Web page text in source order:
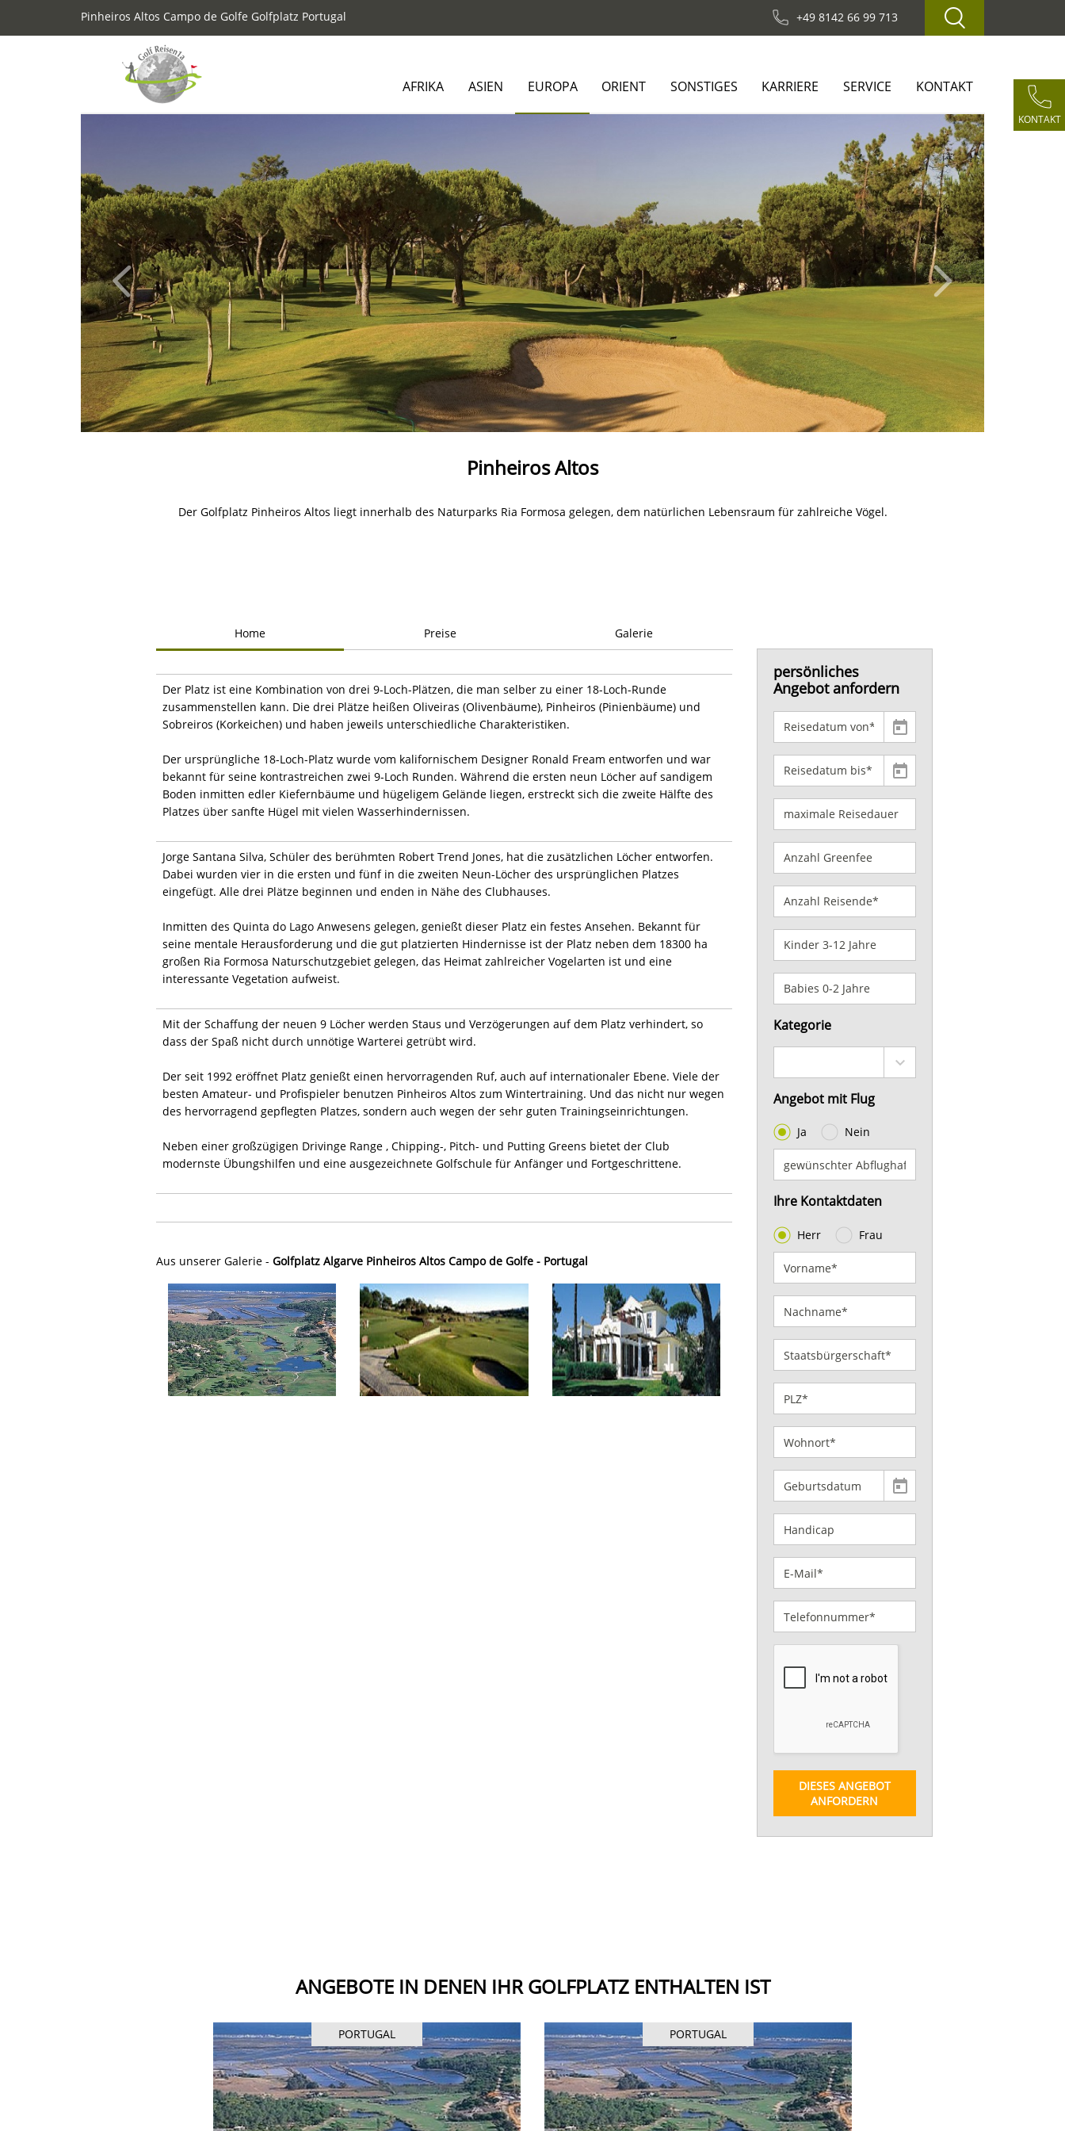
Pinheiros Altos Campo de Golfe Golfplatz Portugal +49 8142 66 99 713
KONTAKT
AFRIKA ASIEN EUROPA ORIENT SONSTIGES KARRIERE SERVICE KONTAKT
Next
Pinheiros Altos
Der Golfplatz Pinheiros Altos liegt innerhalb des Naturparks Ria Formosa gelegen, dem natürlichen Lebensraum für zahlreiche Vögel.
Home Preise Galerie
Der Platz ist eine Kombination von drei 9-Loch-Plätzen, die man selber zu einer 18-Loch-Runde
zusammenstellen kann. Die drei Plätze heißen Oliveiras (Olivenbäume), Pinheiros (Pinienbäume) und
Sobreiros (Korkeichen) und haben jeweils unterschiedliche Charakteristiken.
Der ursprüngliche 18-Loch-Platz wurde vom kalifornischem Designer Ronald Fream entworfen und war
bekannt für seine kontrastreichen zwei 9-Loch Runden. Während die ersten neun Löcher auf sandigem
Boden inmitten edler Kiefernbäume und hügeligem Gelände liegen, erstreckt sich die zweite Hälfte des
Platzes über sanfte Hügel mit vielen Wasserhindernissen.
Jorge Santana Silva, Schüler des berühmten Robert Trend Jones, hat die zusätzlichen Löcher entworfen.
Dabei wurden vier in die ersten und fünf in die zweiten Neun-Löcher des ursprünglichen Platzes
eingefügt. Alle drei Plätze beginnen und enden in Nähe des Clubhauses.
Inmitten des Quinta do Lago Anwesens gelegen, genießt dieser Platz ein festes Ansehen. Bekannt für
seine mentale Herausforderung und die gut platzierten Hindernisse ist der Platz neben dem 18300 ha
großen Ria Formosa Naturschutzgebiet gelegen, das Heimat zahlreicher Vogelarten ist und eine
interessante Vegetation aufweist.
Mit der Schaffung der neuen 9 Löcher werden Staus und Verzögerungen auf dem Platz verhindert, so
dass der Spaß nicht durch unnötige Warterei getrübt wird.
Der seit 1992 eröffnet Platz genießt einen hervorragenden Ruf, auch auf internationaler Ebene. Viele der
besten Amateur- und Profispieler benutzen Pinheiros Altos zum Wintertraining. Und das nicht nur wegen
des hervorragend gepflegten Platzes, sondern auch wegen der sehr guten Trainingseinrichtungen.
Neben einer großzügigen Drivinge Range , Chipping-, Pitch- und Putting Greens bietet der Club
modernste Übungshilfen und eine ausgezeichnete Golfschule für Anfänger und Fortgeschrittene.
Aus unserer Galerie - Golfplatz Algarve Pinheiros Altos Campo de Golfe - Portugal
persönliches
Angebot anfordern
Kategorie
Angebot mit Flug
Ja Nein
Ihre Kontaktdaten
Herr Frau
DIESES ANGEBOT
ANFORDERN
ANGEBOTE IN DENEN IHR GOLFPLATZ ENTHALTEN IST
PORTUGAL PORTUGAL